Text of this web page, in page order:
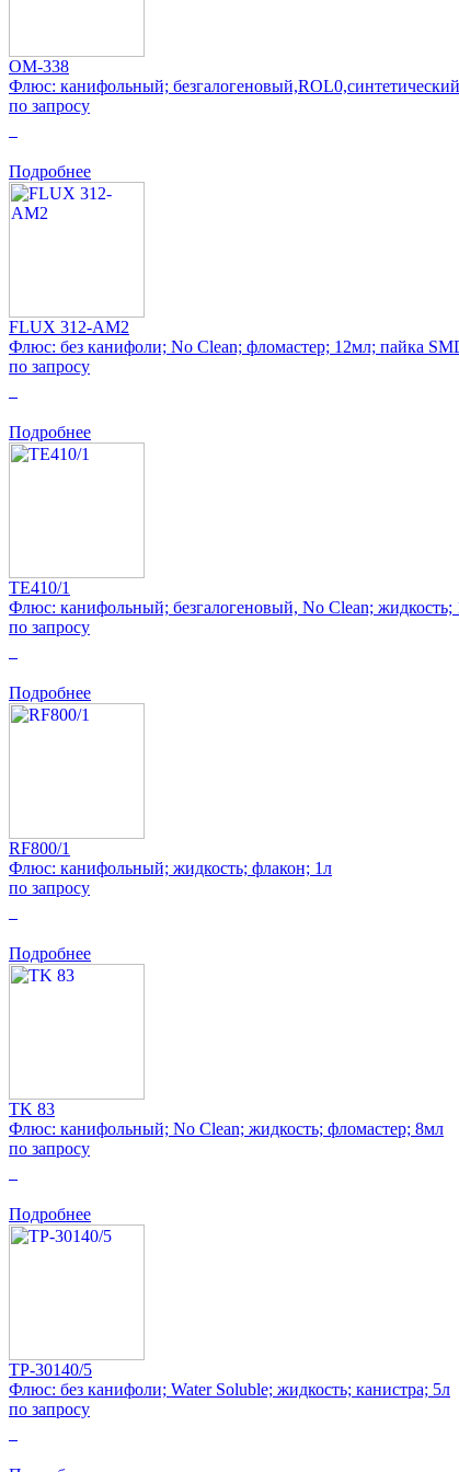
OM-338
Флюс: канифольный;
по запросу
Подробнее
FLUX 312-AM2
Флюс: без канифоли; No Clean; фломастер; 12мл; пайка
по запросу
Подробнее
TE410/1
Флюс: канифольный; безгалогеновый, No Clean; жидкость;
по запросу
Подробнее
RF800/1
Флюс: канифольный; жидкость; флакон; 1л
по запросу
Подробнее
TK 83
Флюс: канифольный; No Clean; жидкость; фломастер; 8мл
по запросу
Подробнее
TP-30140/5
Флюс: без канифоли; Water Soluble; жидкость; канистра; 5л
по запросу